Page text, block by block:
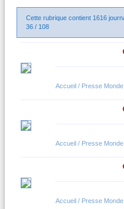
Cette rubrique contient 1616
36 / 108
Accueil / Presse
Accueil / Presse
Accueil / Presse